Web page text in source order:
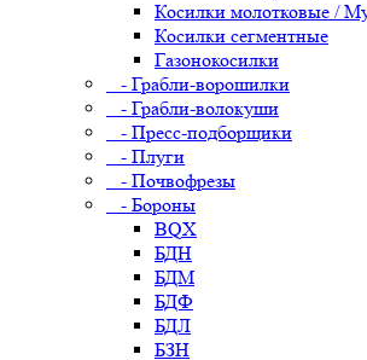
Косилки молотковые /
Косилки сегментные
Газонокосилки
- Грабли-ворошилки
- Грабли-волокуши
- Пресс-подборщики
- Плуги
- Почвофрезы
- Бороны
BQX
БДН
БДМ
БДФ
БДЛ
БЗН